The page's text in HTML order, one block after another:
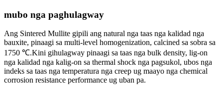
mubo nga paghulagway
Ang Sintered Mullite gipili ang natural nga taas nga kalidad nga
bauxite, pinaagi sa multi-level homogenization, calcined sa sobra sa
1750 ℃.Kini gihulagway pinaagi sa taas nga bulk density, lig-on
nga kalidad nga kalig-on sa thermal shock nga pagsukol, ubos nga
indeks sa taas nga temperatura nga creep ug maayo nga chemical
corrosion resistance performance ug uban pa.